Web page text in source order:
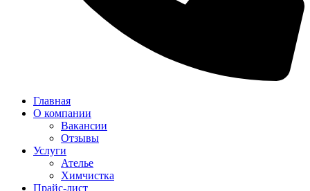
Главная
О компании
Вакансии
Отзывы
Услуги
Ателье
Химчистка
Прайс-лист